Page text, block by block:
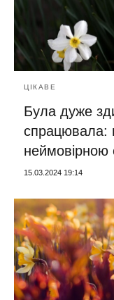
ЦІКАВЕ
Була дуже
спрацювала:
неймовірною
15.03.2024 19:14